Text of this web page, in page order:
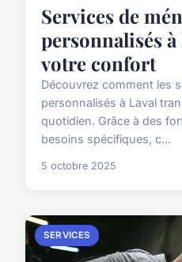
Services de
personnalisés
votre confort
Découvrez comment les
personnalisés à Laval
quotidien. Grâce à des
besoins spécifiques, c...
5 octobre 2025
SERVICES